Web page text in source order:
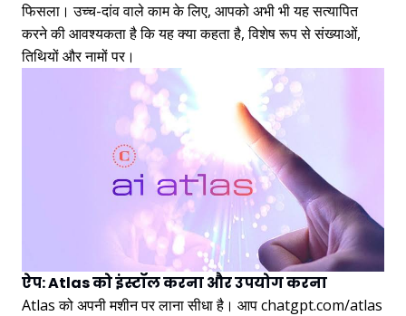
फिसला। उच्च-दांव वाले काम के लिए, आपको अभी भी यह सत्यापित
करने की आवश्यकता है कि यह क्या कहता है, विशेष रूप से संख्याओं,
तिथियों और नामों पर।
ऐप: Atlas को इंस्टॉल करना और उपयोग करना
Atlas को अपनी मशीन पर लाना सीधा है। आप chatgpt.com/atlas